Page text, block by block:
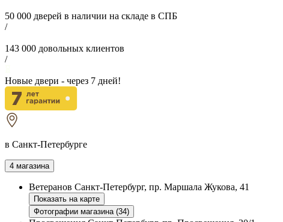
50 000 дверей в наличии на складе в СПБ
/
143 000 довольных клиентов
/
Новые двери - через 7 дней!
в Санкт-Петербурге
4 магазина
Ветеранов Санкт-Петербург, пр. Маршала Жукова, 41
Показать на карте
Фотографии магазина (34)